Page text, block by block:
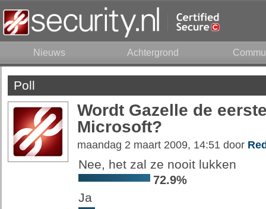
Nieuws Achtergrond
Poll
Wordt Gazelle de
Microsoft?
maandag 2 maart 2009, 14:51 door
Nee, het zal ze nooit lukken
72.9%
Ja